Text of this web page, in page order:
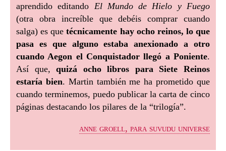
aprendido editando El Mundo de Hielo y Fuego
(otra obra increíble que debéis comprar cuando
salga) es quetécnicamente hay ocho reinos, lo que
pasa es que alguno estaba anexionado a otro
cuando Aegon el Conquistador llegó a Poniente.
Así que,quizá ocho libros para Siete Reinos
estaría bien. Martin también me ha prometido que
cuando terminemos, puedo publicar la carta de cinco
páginas destacando los pilares de la “trilogía”.
anne groell, para suvudu universe